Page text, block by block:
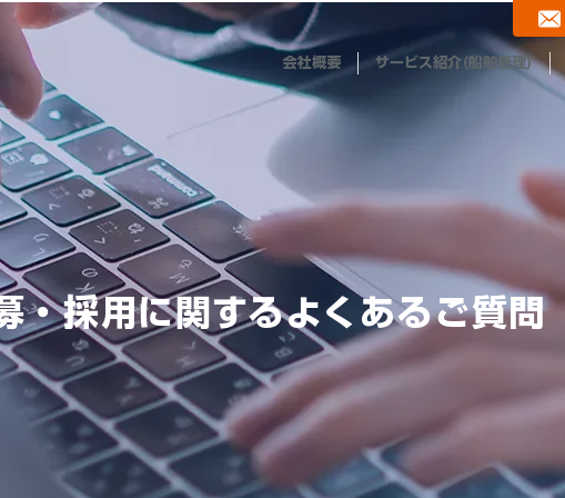
会社概要 サービス紹介(船舶管理)
・採用に関するよくあるご質問